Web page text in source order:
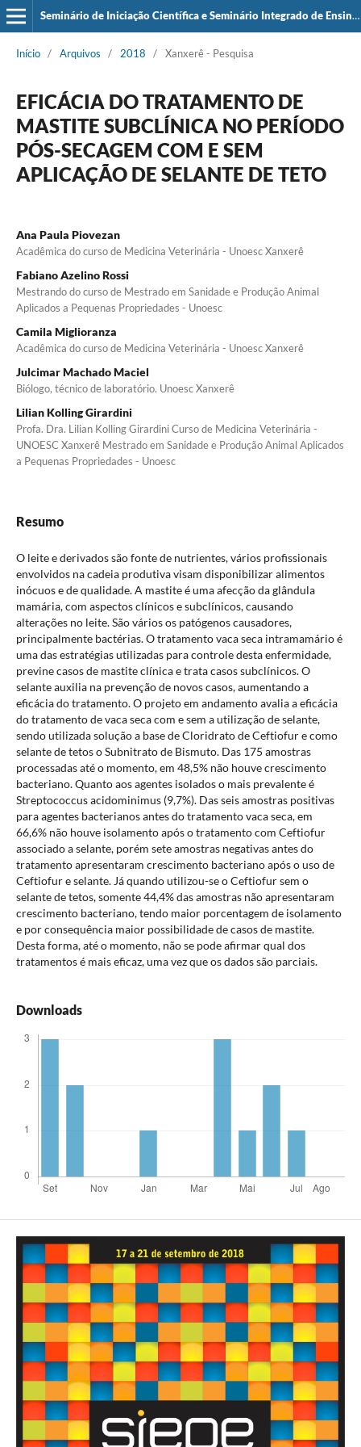
Seminário de Iniciação Científica e Seminário Integrado de Ensino, Pesquisa e Extensão (SIEPE)
Início / Arquivos / 2018 / Xanxerê - Pesquisa
EFICÁCIA DO TRATAMENTO DE
MASTITE SUBCLÍNICA NO PERÍODO
PÓS-SECAGEM COM E SEM
APLICAÇÃO DE SELANTE DE TETO
Ana Paula Piovezan
Acadêmica do curso de Medicina Veterinária - Unoesc Xanxerê
Fabiano Azelino Rossi
Mestrando do curso de Mestrado em Sanidade e Produção Animal
Aplicados a Pequenas Propriedades - Unoesc
Camila Miglioranza
Acadêmica do curso de Medicina Veterinária - Unoesc Xanxerê
Julcimar Machado Maciel
Biólogo, técnico de laboratório. Unoesc Xanxerê
Lilian Kolling Girardini
Profa. Dra. Lilian Kolling Girardini Curso de Medicina Veterinária -
UNOESC Xanxerê Mestrado em Sanidade e Produção Animal Aplicados
a Pequenas Propriedades - Unoesc
Resumo
O leite e derivados são fonte de nutrientes, vários profissionais
envolvidos na cadeia produtiva visam disponibilizar alimentos
inócuos e de qualidade. A mastite é uma afecção da glândula
mamária, com aspectos clínicos e subclínicos, causando
alterações no leite. São vários os patógenos causadores,
principalmente bactérias. O tratamento vaca seca intramamário é
uma das estratégias utilizadas para controle desta enfermidade,
previne casos de mastite clínica e trata casos subclínicos. O
selante auxilia na prevenção de novos casos, aumentando a
eficácia do tratamento. O projeto em andamento avalia a eficácia
do tratamento de vaca seca com e sem a utilização de selante,
sendo utilizada solução a base de Cloridrato de Ceftiofur e como
selante de tetos o Subnitrato de Bismuto. Das 175 amostras
processadas até o momento, em 48,5% não houve crescimento
bacteriano. Quanto aos agentes isolados o mais prevalente é
Streptococcus acidominimus (9,7%). Das seis amostras positivas
para agentes bacterianos antes do tratamento vaca seca, em
66,6% não houve isolamento após o tratamento com Ceftiofur
associado a selante, porém sete amostras negativas antes do
tratamento apresentaram crescimento bacteriano após o uso de
Ceftiofur e selante. Já quando utilizou-se o Ceftiofur sem o
selante de tetos, somente 44,4% das amostras não apresentaram
crescimento bacteriano, tendo maior porcentagem de isolamento
e por consequência maior possibilidade de casos de mastite.
Desta forma, até o momento, não se pode afirmar qual dos
tratamentos é mais eficaz, uma vez que os dados são parciais.
Downloads